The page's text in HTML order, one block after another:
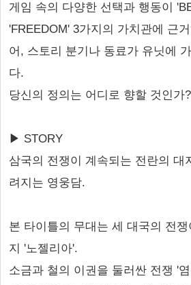
게임 속의 다양한 선택과 행동이
'FREEDOM' 3가지의 가치관에 근
어, 스토리 분기나 동료가 유닛에
다.
당신의 정의는 어디로 향할 것인가?
▶ STORY
삼국의 전쟁이 계속되는 전란의 대
려지는 영웅담.
본 타이틀의 무대는 세 대국의 전
지 '노젤리아'.
소금과 철의 이권을 둘러싼 전쟁 '